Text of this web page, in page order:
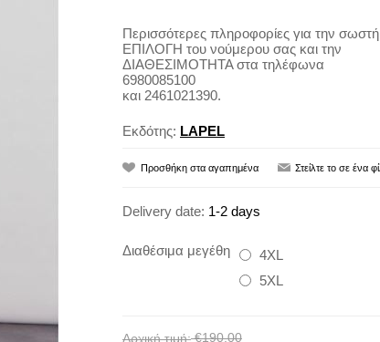
Περισσότερες πληροφορίες για την σωστή
ΕΠΙΛΟΓΗ του νούμερου σας και την
ΔΙΑΘΕΣΙΜΟΤΗΤΑ στα τηλέφωνα
6980085100
και 2461021390.
Εκδότης: LAPEL
Delivery date: 1-2 days
Διαθέσιμα μεγέθη
4XL
5XL
Αρχική τιμή: €190,00